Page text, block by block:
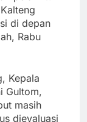
di depan
Rabu
Kepala
Gultom,
masih
dievaluasi